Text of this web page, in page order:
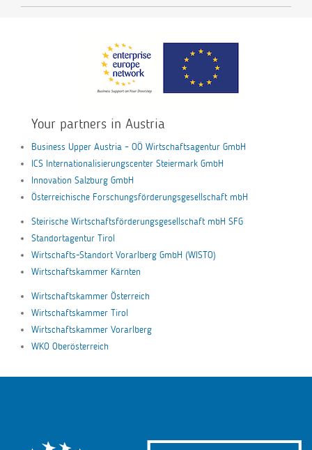
Your partners in Austria
Business Upper Austria – OÖ Wirtschaftsagentur GmbH
ICS Internationalisierungscenter Steiermark GmbH
Innovation Salzburg GmbH
Österreichische Forschungsförderungsgesellschaft mbH
Steirische Wirtschaftsförderungsgesellschaft mbH SFG
Standortagentur Tirol
Wirtschafts-Standort Vorarlberg GmbH (WISTO)
Wirtschaftskammer Kärnten
Wirtschaftskammer Österreich
Wirtschaftskammer Tirol
Wirtschaftskammer Vorarlberg
WKO Oberösterreich